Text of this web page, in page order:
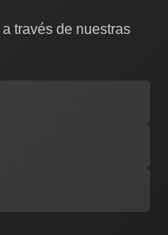
través de nuestras